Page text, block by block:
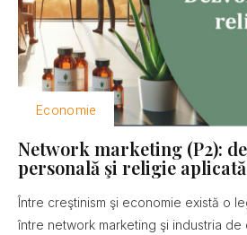
Economie
Network marketing (P2):
personală şi religie
Între creştinism şi economie există o
între network marketing şi industria